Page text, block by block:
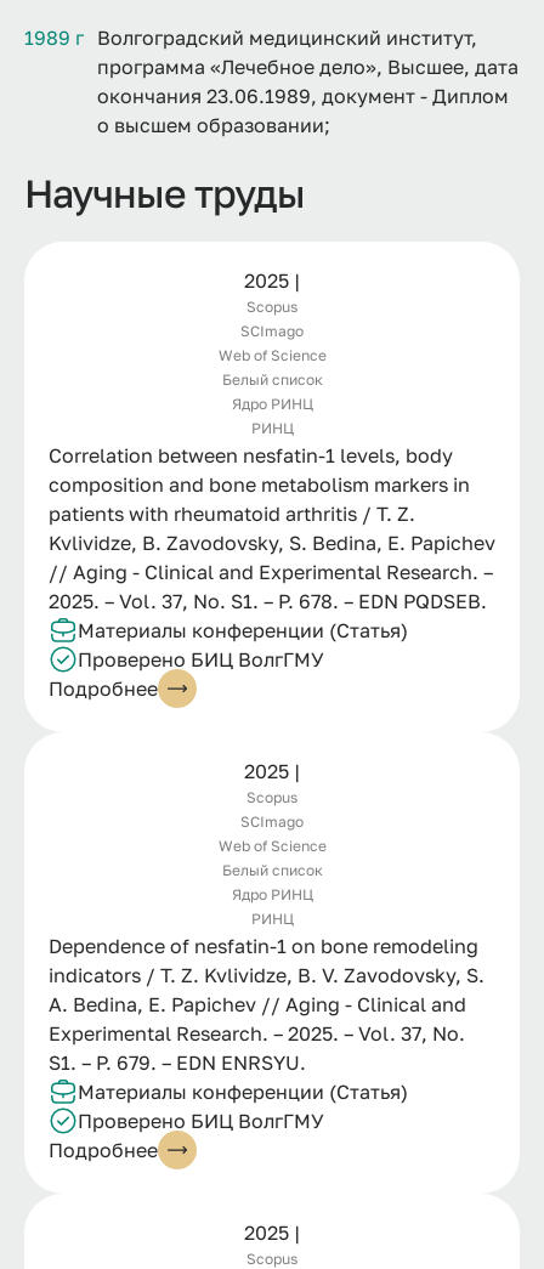
1989 г Волгоградский медицинский институт,
программа «Лечебное дело», Высшее, дата
окончания 23.06.1989, документ - Диплом
о высшем образовании;
Научные труды
2025 |
Scopus
SCImago
Web of Science
Белый список
Ядро РИНЦ
РИНЦ
Correlation between nesfatin-1 levels, body
composition and bone metabolism markers in
patients with rheumatoid arthritis / T. Z.
Kvlividze, B. Zavodovsky, S. Bedina, E. Papichev
// Aging - Clinical and Experimental Research. –
2025. – Vol. 37, No. S1. – P. 678. – EDN PQDSEB.
Материалы конференции (Статья)
Проверено БИЦ ВолгГМУ
Подробнее
2025 |
Scopus
SCImago
Web of Science
Белый список
Ядро РИНЦ
РИНЦ
Dependence of nesfatin-1 on bone remodeling
indicators / T. Z. Kvlividze, B. V. Zavodovsky, S.
A. Bedina, E. Papichev // Aging - Clinical and
Experimental Research. – 2025. – Vol. 37, No.
S1. – P. 679. – EDN ENRSYU.
Материалы конференции (Статья)
Проверено БИЦ ВолгГМУ
Подробнее
2025 |
Scopus